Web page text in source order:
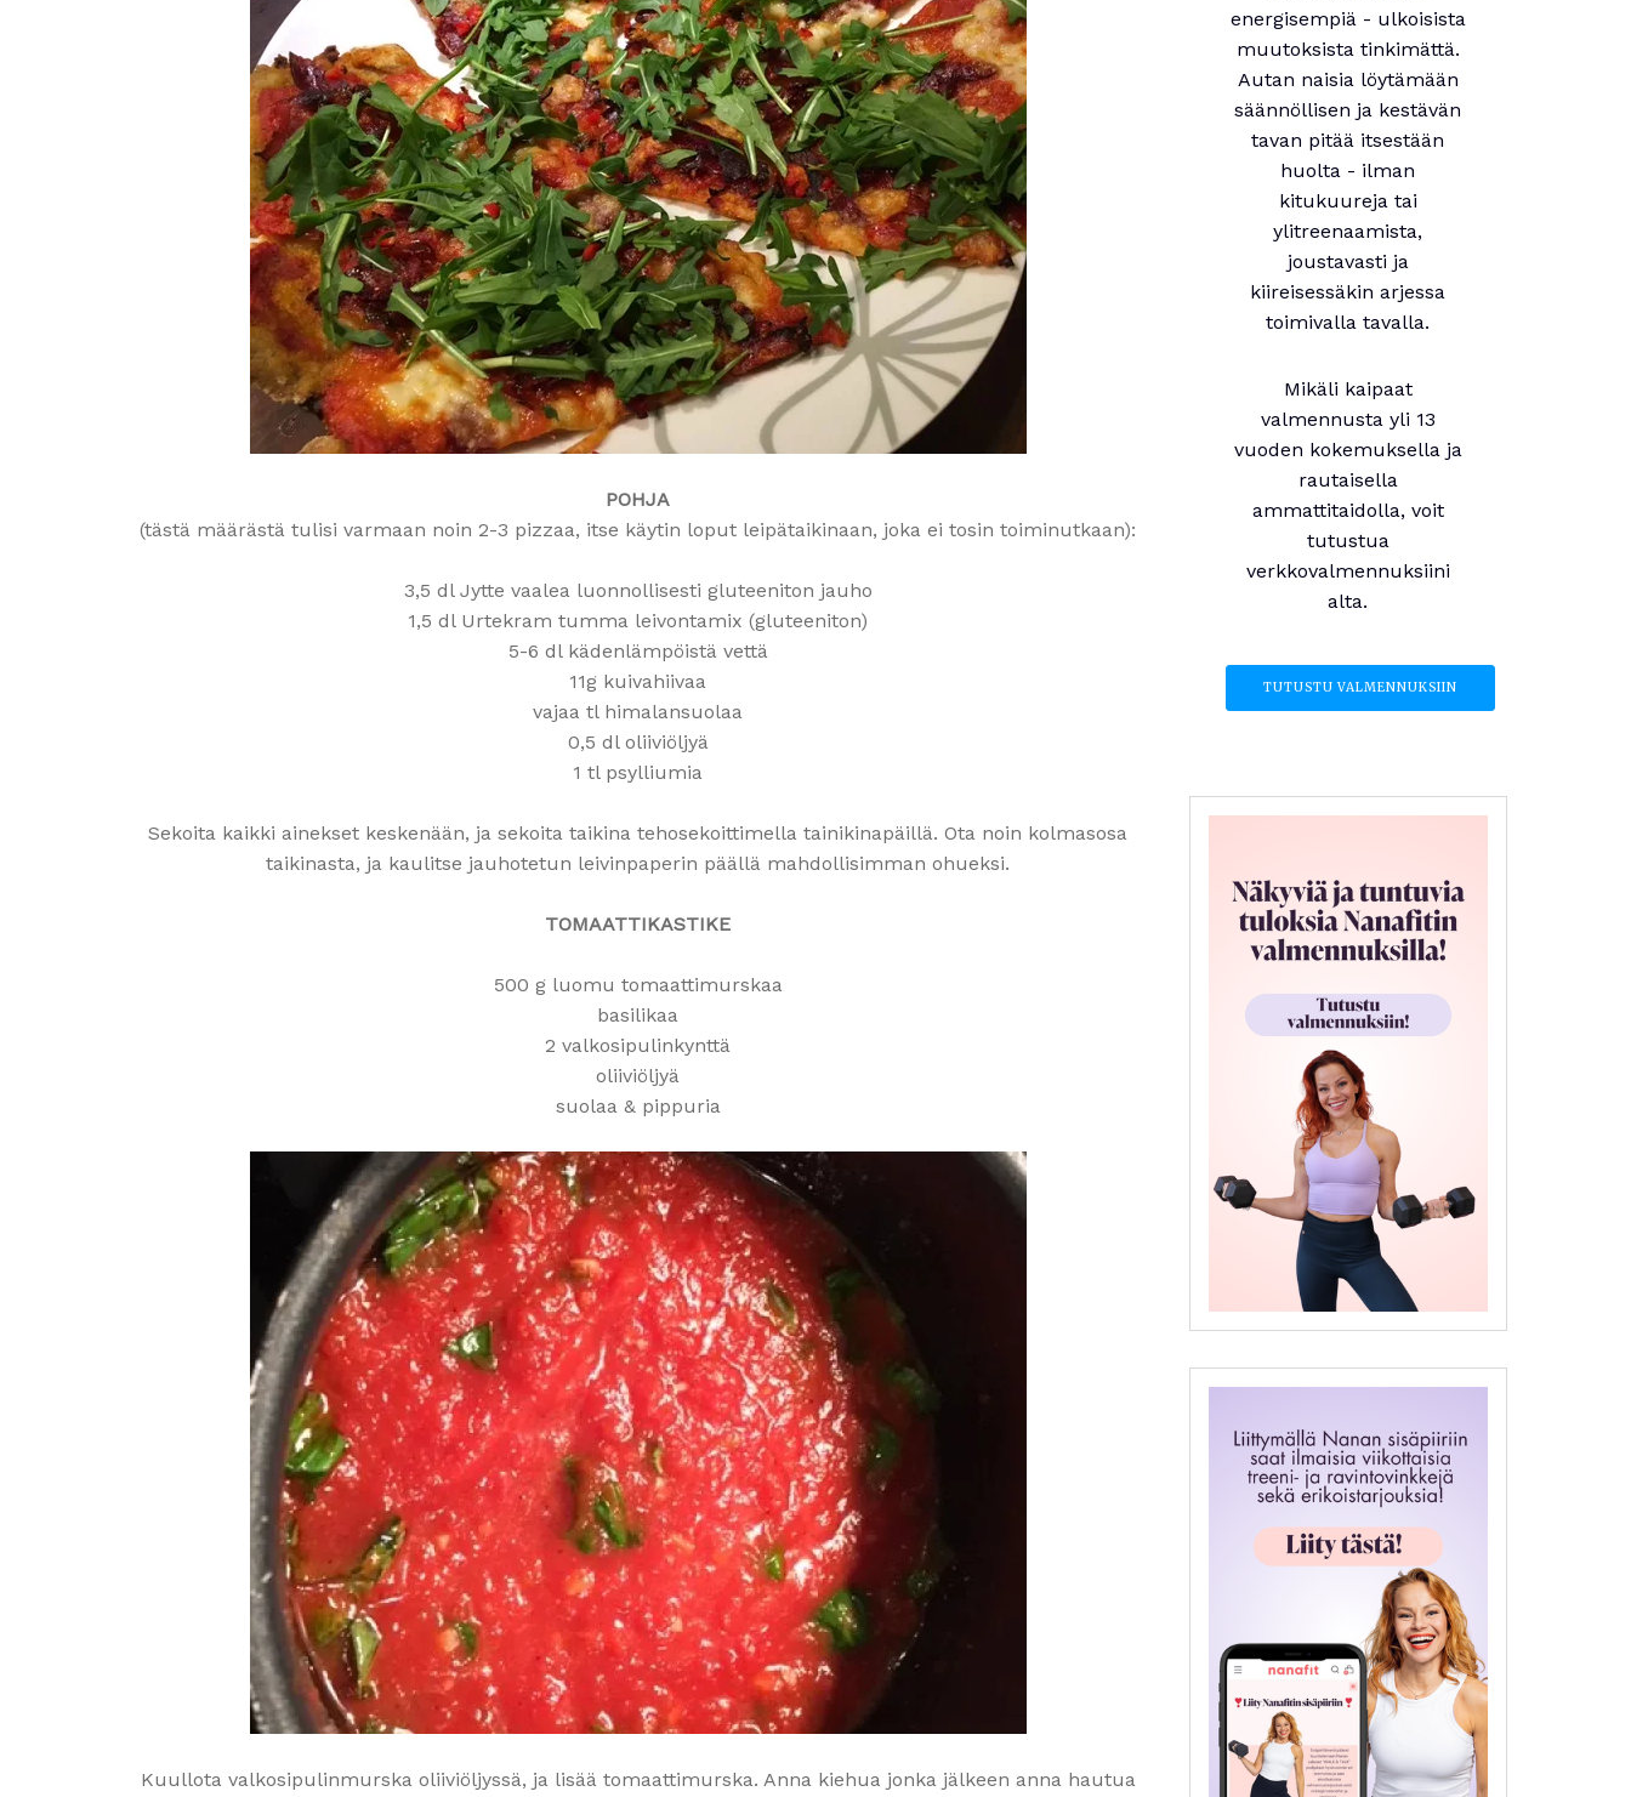
POHJA
(tästä määrästä tulisi varmaan noin 2-3 pizzaa, itse käytin loput leipätaikinaan, joka ei tosin toiminutkaan):
3,5 dl Jytte vaalea luonnollisesti gluteeniton jauho
1,5 dl Urtekram tumma leivontamix (gluteeniton)
5-6 dl kädenlämpöistä vettä
11g kuivahiivaa
vajaa tl himalansuolaa
0,5 dl oliiviöljyä
1 tl psylliumia
Sekoita kaikki ainekset keskenään, ja sekoita taikina tehosekoittimella tainikinapäillä. Ota noin kolmasosa
taikinasta, ja kaulitse jauhotetun leivinpaperin päällä mahdollisimman ohueksi.
TOMAATTIKASTIKE
500 g luomu tomaattimurskaa
basilikaa
2 valkosipulinkynttä
oliiviöljyä
suolaa & pippuria
Kuullota valkosipulinmurska oliiviöljyssä, ja lisää tomaattimurska. Anna kiehua jonka jälkeen anna hautua
energisempiä - ulkoisista
muutoksista tinkimättä.
Autan naisia löytämään
säännöllisen ja kestävän
tavan pitää itsestään
huolta - ilman
kitukuureja tai
ylitreenaamista,
joustavasti ja
kiireisessäkin arjessa
toimivalla tavalla.
Mikäli kaipaat
valmennusta yli 13
vuoden kokemuksella ja
rautaisella
ammattitaidolla, voit
tutustua
verkkovalmennuksiini
alta.
TUTUSTU VALMENNUKSIIN